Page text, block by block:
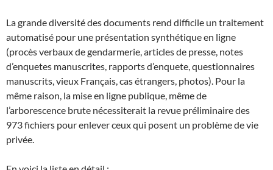
La grande diversité des documents rend difficile un traitement
automatisé pour une présentation synthétique en ligne
(procès verbaux de gendarmerie, articles de presse, notes
d’enquetes manuscrites, rapports d’enquete, questionnaires
manuscrits, vieux Français, cas étrangers, photos). Pour la
même raison, la mise en ligne publique, même de
l’arborescence brute nécessiterait la revue préliminaire des
973 fichiers pour enlever ceux qui posent un problème de vie
privée.